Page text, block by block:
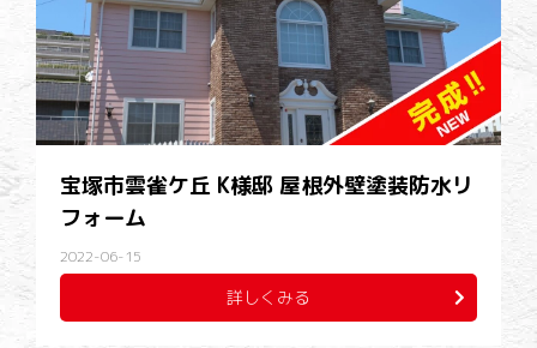
宝塚市雲雀ケ丘 K様邸 屋根外壁塗装防水リ
フォーム
2022-06-15
詳しくみる